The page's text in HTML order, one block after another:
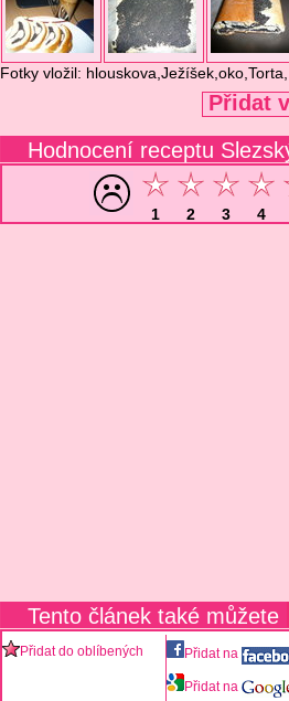
Fotky vložil:
Přidat
Hodnocení receptu
1 2 3 4
Tento článek také můžete
Přidat do oblíbených Přidat na
Přidat na